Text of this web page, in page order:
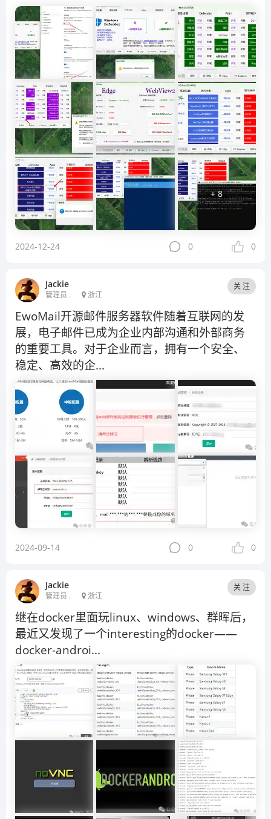
+ 8
2024-12-24 0 0
Jackie
管理员 . 浙江
关 注
EwoMail开源邮件服务器软件随着互联网的发
展，电子邮件已成为企业内部沟通和外部商务
的重要工具。对于企业而言，拥有一个安全、
稳定、高效的企...
2024-09-14 0 0
Jackie
管理员 . 浙江
关 注
继在docker里面玩linux、windows、群晖后，
最近又发现了一个interesting的docker——
docker-androi...